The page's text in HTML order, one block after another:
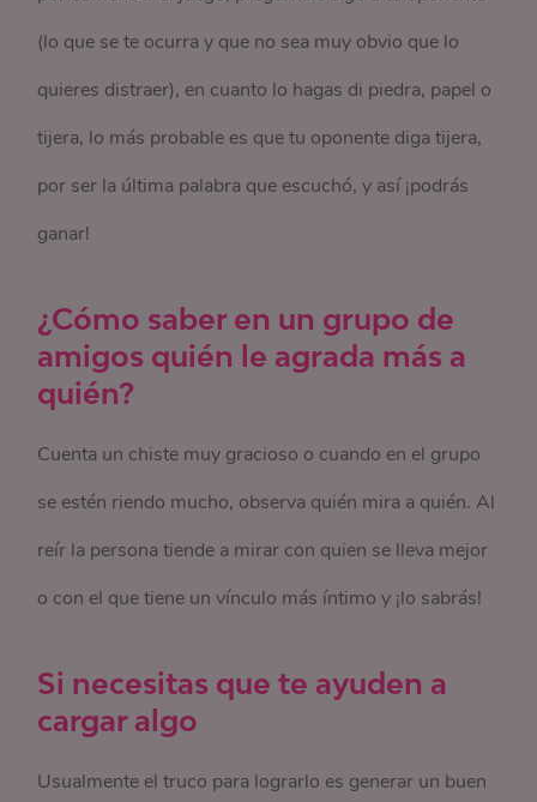
(lo que se te ocurra y que no sea muy obvio que lo
quieres distraer), en cuanto lo hagas di piedra, papel o
tijera, lo más probable es que tu oponente diga tijera,
por ser la última palabra que escuchó, y así ¡podrás
ganar!
¿Cómo saber en un grupo de
amigos quién le agrada más a
quién?
Cuenta un chiste muy gracioso o cuando en el grupo
se estén riendo mucho, observa quién mira a quién. Al
reír la persona tiende a mirar con quien se lleva mejor
o con el que tiene un vínculo más íntimo y ¡lo sabrás!
Si necesitas que te ayuden a
cargar algo
Usualmente el truco para lograrlo es generar un buen